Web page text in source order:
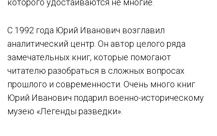
которого удостаиваются не многие.
С 1992 года Юрий Иванович возглавил
аналитический центр. Он автор целого ряда
замечательных книг, которые помогают
читателю разобраться в сложных вопросах
прошлого и современности. Очень много книг
Юрий Иванович подарил военно-историческому
музею «Легенды разведки».